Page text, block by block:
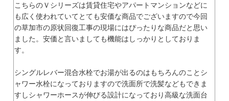
こちらのＶシリーズは賃貸住宅やアパートマンションなどに
も広く使われていてとても安価な商品でございますので今回
の草加市の原状回復工事の現場にはぴったりな商品だと思い
ました。安価と言いましても機能はしっかりとしておりま
す。
シングルレバー混合水栓でお湯が出るのはもちろんのことシ
ャワー水栓になっておりますので洗面所で洗髪などもできま
すしシャワーホースが伸びる設計になっており高級な洗面台